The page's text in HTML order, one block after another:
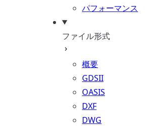
パフォーマンス
ファイル形式
概要
GDSII
OASIS
DXF
DWG